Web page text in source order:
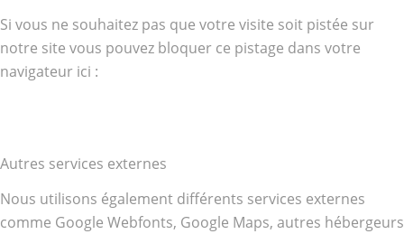
Si vous ne souhaitez pas que votre visite soit pistée sur
notre site vous pouvez bloquer ce pistage dans votre
navigateur ici :
Autres services externes
Nous utilisons également différents services externes
comme Google Webfonts, Google Maps, autres hébergeurs